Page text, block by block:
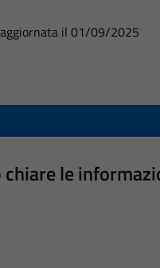
il 01/09/2025
chiare le